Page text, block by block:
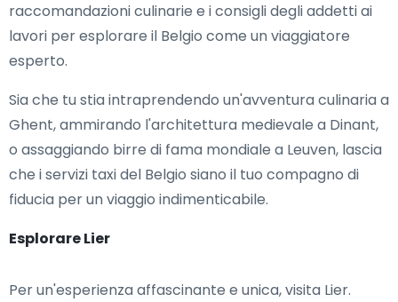
raccomandazioni culinarie e i consigli degli addetti ai
lavori per esplorare il Belgio come un viaggiatore
esperto.
Sia che tu stia intraprendendo un'avventura culinaria a
Ghent, ammirando l'architettura medievale a Dinant,
o assaggiando birre di fama mondiale a Leuven, lascia
che i servizi taxi del Belgio siano il tuo compagno di
fiducia per un viaggio indimenticabile.
Esplorare Lier
Per un'esperienza affascinante e unica, visita Lier.